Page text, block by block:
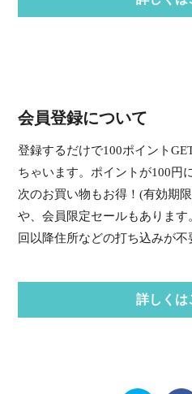
会員登録について
登録するだけで100ポイント
ちゃいます。ポイントが100円
次のお買い物もお得！(有効期
や、会員限定セールもありま
回以降住所などの打ち込みが不
詳しくは